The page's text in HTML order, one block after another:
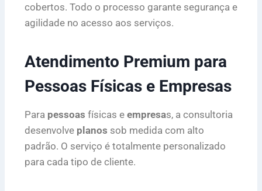
cobertos. Todo o processo garante segurança e
agilidade no acesso aos serviços.
Atendimento Premium para
Pessoas Físicas e Empresas
Para pessoas físicas e empresas, a consultoria
desenvolve planos sob medida com alto
padrão. O serviço é totalmente personalizado
para cada tipo de cliente.